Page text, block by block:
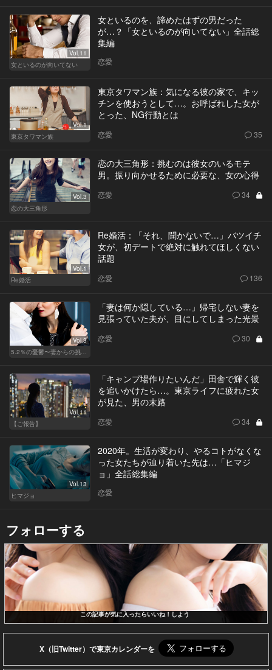
Vol.11
女といるのが向いてない
女といるのを、諦めたはずの男だった
が…？「女といるのが向いてない」全話総
集編
恋愛
Vol.1
東京タワマン族
東京タワマン族：気になる彼の家で、キッ
チンを使おうとして…。お呼ばれした女が
とった、NG行動とは
恋愛 35
Vol.3
恋の大三角形
恋の大三角形：挑むのは彼女のいるモテ
男。振り向かせるために必要な、女の心得
恋愛 34
Vol.1
Re婚活
Re婚活：「それ、聞かないで…」バツイチ
女が、初デートで絶対に触れてほしくない
話題
恋愛 136
Vol.3
「妻は何か隠している…」帰宅しない妻を
見張っていた夫が、目にしてしまった光景
恋愛 30
Vol.11
【ご報告】
「キャンプ場作りたいんだ」田舎で輝く彼
を追いかけたら…。東京ライフに疲れた女
が見た、男の末路
恋愛 34
Vol.13
ヒマジョ
2020年。生活が変わり、やるコトがなくな
った女たちが辿り着いた先は…「ヒマジ
ョ」全話総集編
恋愛
フォローする
この記事が気に入ったらいいね！しよう
X（旧Twitter）で東京カレンダーを